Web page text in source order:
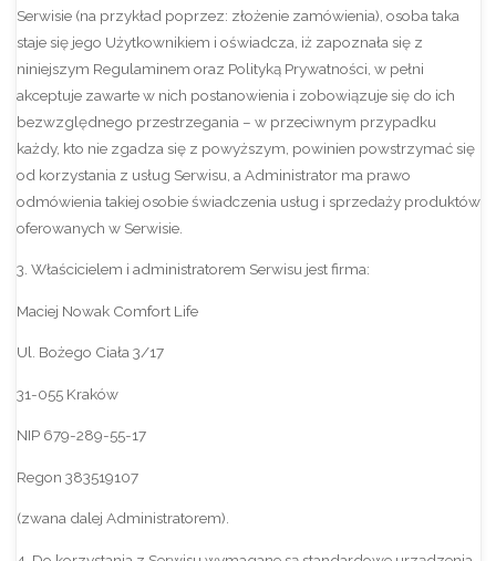
Serwisie (na przykład poprzez: złożenie zamówienia), osoba taka
staje się jego Użytkownikiem i oświadcza, iż zapoznała się z
niniejszym Regulaminem oraz Polityką Prywatności, w pełni
akceptuje zawarte w nich postanowienia i zobowiązuje się do ich
bezwzględnego przestrzegania – w przeciwnym przypadku
każdy, kto nie zgadza się z powyższym, powinien powstrzymać się
od korzystania z usług Serwisu, a Administrator ma prawo
odmówienia takiej osobie świadczenia usług i sprzedaży produktów
oferowanych w Serwisie.
3. Właścicielem i administratorem Serwisu jest firma:
Maciej Nowak Comfort Life
Ul. Bożego Ciała 3/17
31-055 Kraków
NIP 679-289-55-17
Regon 383519107
(zwana dalej Administratorem).